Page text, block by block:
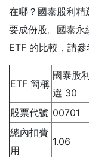
在哪？國泰股利
要成份股。國泰
ETF 的比較，請參
ETF 簡稱
國泰股
選 30
股票代號 00701
總內扣費
用
1.06